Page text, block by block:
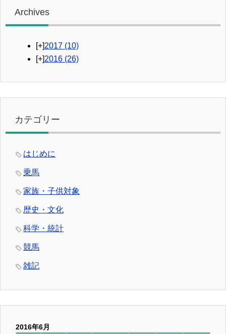
Archives
[+]2017 (10)
[+]2016 (26)
カテゴリー
はじめに
乗馬
家族・子供対象
歴史・文化
科学・統計
競馬
雑記
2016年6月